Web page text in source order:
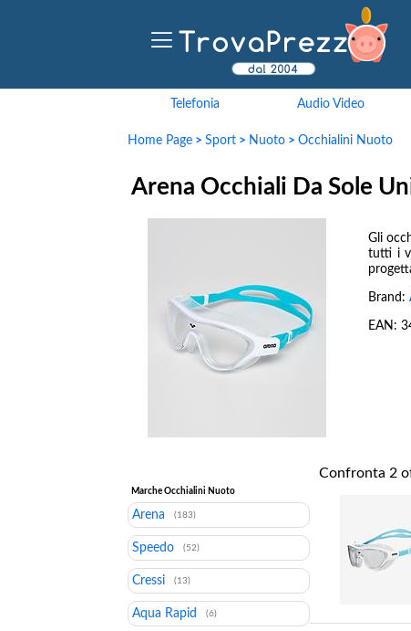
Telefonia Audio Video
Home Page > Sport > Nuoto > Occhialini Nuoto
Arena Occhiali Da Sole
Gli
tutti i
Brand:
EAN:
Marche Occhialini Nuoto
Arena (183)
Speedo (52)
Cressi (13)
Aqua Rapid (6)
Confronta 2